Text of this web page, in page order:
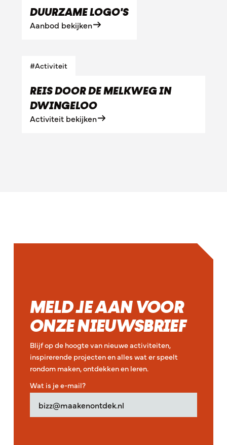
DUURZAME LOGO'S
Aanbod bekijken
#Activiteit
REIS DOOR DE MELKWEG IN
DWINGELOO
Activiteit bekijken
MELD JE AAN VOOR
ONZE NIEUWSBRIEF
Blijf op de hoogte van nieuwe activiteiten,
inspirerende projecten en alles wat er speelt
rondom maken, ontdekken en leren.
Wat is je e-mail?